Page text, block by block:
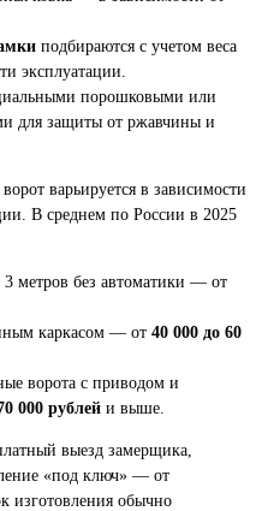
подбираются с учетом веса
эксплуатации.
порошковыми или
для защиты от ржавчины и
варьируется в зависимости
В среднем по России в 2025
метров без автоматики — от
каркасом — от 40 000 до 60
ворота с приводом и
000 рублей и выше.
выезд замерщика,
«под ключ» — от
изготовления обычно